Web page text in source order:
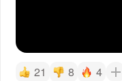
21 8 4